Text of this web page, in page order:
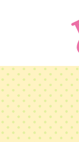
ツ
本
文
へ
ス
キ